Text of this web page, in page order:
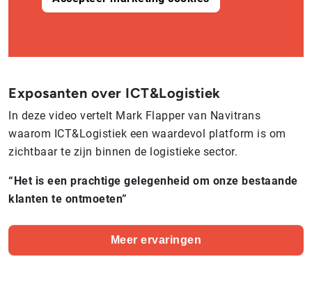
Exposanten over ICT&Logistiek
In deze video vertelt Mark Flapper van Navitrans
waarom ICT&Logistiek een waardevol platform is om
zichtbaar te zijn binnen de logistieke sector.
“Het is een prachtige gelegenheid om onze bestaande
klanten te ontmoeten”
Meer ervaringen